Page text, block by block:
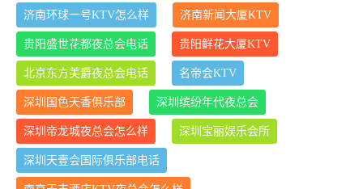
济南环球一号KTV怎么样 济南新闻大厦KTV
贵阳盛世花都夜总会电话 贵阳鲜花大厦KTV
北京东方美爵夜总会电话 名帝会KTV
深圳国色天香俱乐部 深圳缤纷年代夜总会
深圳帝龙城夜总会怎么样 深圳宝丽娱乐会所
深圳天壹会国际俱乐部电话